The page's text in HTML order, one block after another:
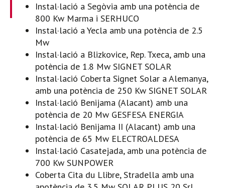
Instal·lació a Segòvia amb una potència de
800 Kw Marma i SERHUCO
Instal·lació a Yecla amb una potència de 2.5
Mw
Instal·lació a Blizkovice, Rep. Txeca, amb una
potència de 1.8 Mw SIGNET SOLAR
Instal·lació Coberta Signet Solar a Alemanya,
amb una potència de 250 Kw SIGNET SOLAR
Instal·lació Benijama (Alacant) amb una
potència de 20 Mw GESFESA ENERGIA
Instal·lació Benijama II (Alacant) amb una
potència de 65 Mw ELECTROALDESA
Instal·lació Casatejada, amb una potència de
700 Kw SUNPOWER
Coberta Cita du Llibre, Stradella amb una